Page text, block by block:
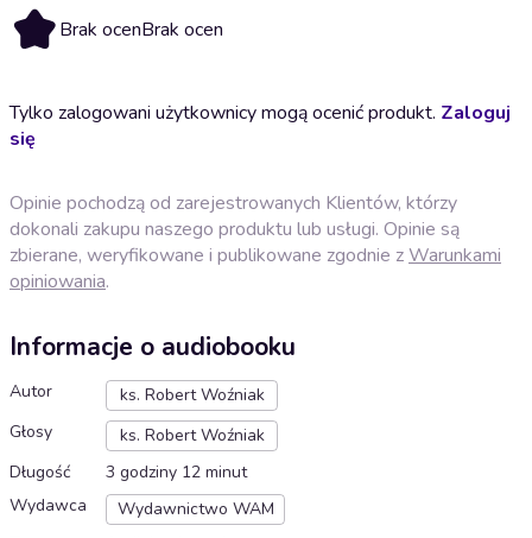
Brak ocenBrak ocen
Tylko zalogowani użytkownicy mogą ocenić produkt. Zaloguj
się
Opinie pochodzą od zarejestrowanych Klientów, którzy
dokonali zakupu naszego produktu lub usługi. Opinie są
zbierane, weryfikowane i publikowane zgodnie zWarunkami
opiniowania.
Informacje o audiobooku
Autor
ks. Robert Woźniak
Głosy
ks. Robert Woźniak
Długość
3 godziny 12 minut
Wydawca
Wydawnictwo WAM